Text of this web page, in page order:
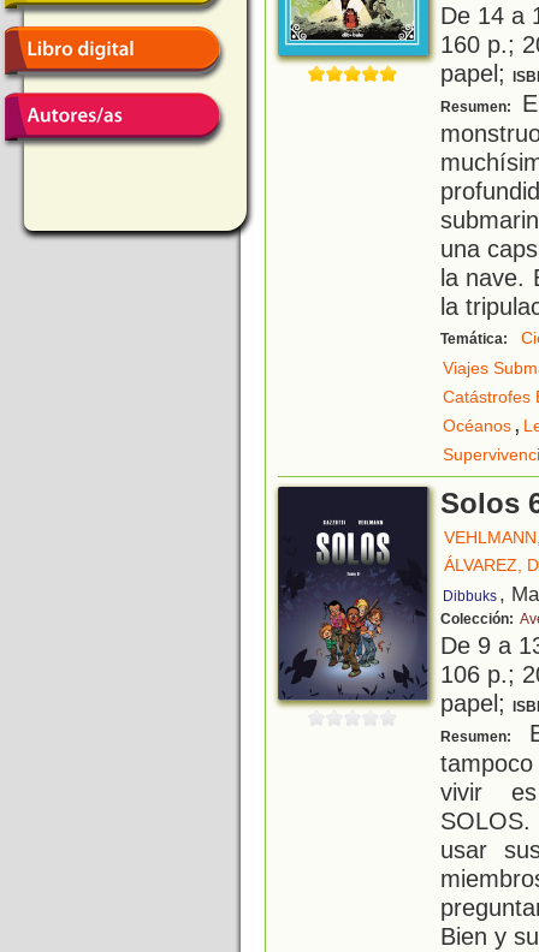
De 14 a
160 p.;
papel;
Resumen:
una
la nave.
la
Temática:
Viajes
Catástrofes
Océanos,
Solos
ÁLVAREZ,
Dibbuks ,
Colección:
De 9 a
106 p.;
papel;
Resumen:
vivir es
usar
Bien y